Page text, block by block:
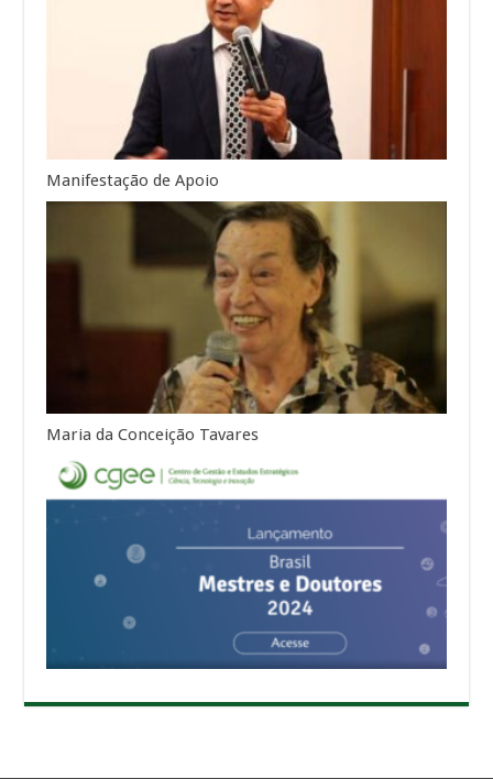
Manifestação de Apoio
Maria da Conceição Tavares